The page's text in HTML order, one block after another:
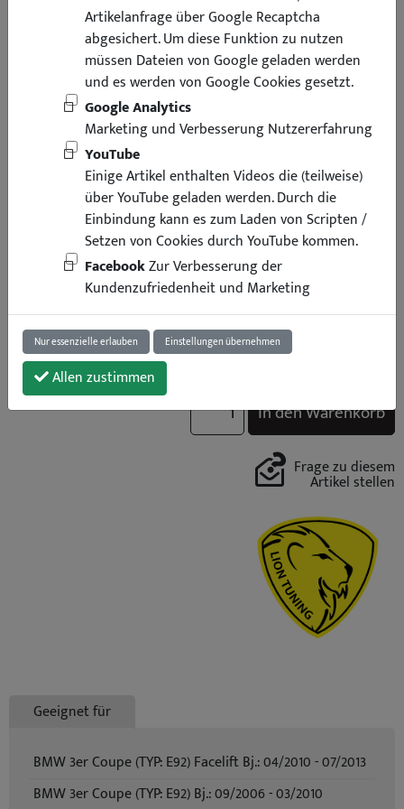
inkl. Mwstzzgl. Versand
Lieferung binnen 4 Arbeitstagen
In den Warenkorb
Frage zu diesem
Artikel stellen
Geeignet für
BMW 3er Coupe (TYP: E92) Facelift Bj.: 04/2010 - 07/2013
BMW 3er Coupe (TYP: E92) Bj.: 09/2006 - 03/2010
Artikelanfrage über Google Recaptcha
abgesichert. Um diese Funktion zu nutzen
müssen Dateien von Google geladen werden
und es werden von Google Cookies gesetzt.
Google Analytics
Marketing und Verbesserung Nutzererfahrung
YouTube
Einige Artikel enthalten Videos die (teilweise)
über YouTube geladen werden. Durch die
Einbindung kann es zum Laden von Scripten /
Setzen von Cookies durch YouTube kommen.
FacebookZur Verbesserung der
Kundenzufriedenheit und Marketing
Nur essenzielle erlauben Einstellungen übernehmen
Allen zustimmen